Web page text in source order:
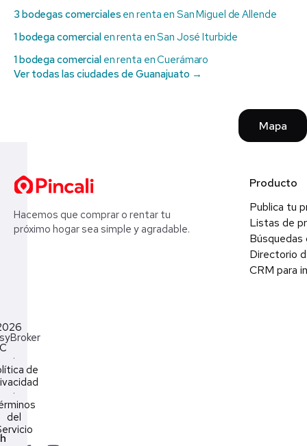
3 bodegas comerciales en renta en San Miguel de Allende
1 bodega comercialen renta en San José Iturbide
1 bodega comercialen renta en Cuerámaro
Ver todas las ciudades de Guanajuato →
Mapa
Hacemos que comprar o rentar tu
próximo hogar sea simple y agradable.
Producto
Publica tu
Listas de
Búsquedas
Directorio
CRM para
·
de
·
del